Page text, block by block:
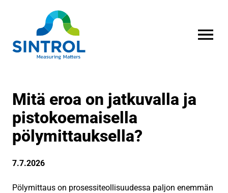
Mitä eroa on jatkuvalla ja
pistokoemaisella
pölymittauksella?
7.7.2026
Pölymittaus on prosessiteollisuudessa paljon enemmän